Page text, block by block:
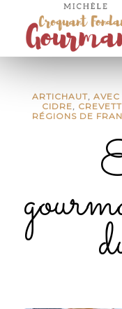
ARTICHAUT,
CIDRE,
RÉGIONS DE